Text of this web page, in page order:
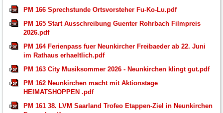
PM 166 Sprechstunde Ortsvorsteher Fu-Ko-Lu.pdf
PM 165 Start Ausschreibung Guenter Rohrbach Filmpreis
2026.pdf
PM 164 Ferienpass fuer Neunkircher Freibaeder ab 22. Juni
im Rathaus erhaeltlich.pdf
PM 163 City Musiksommer 2026 - Neunkirchen klingt gut.pdf
PM 162 Neunkirchen macht mit Aktionstage
HEIMATSHOPPEN .pdf
PM 161 38. LVM Saarland Trofeo Etappen-Ziel in Neunkirchen